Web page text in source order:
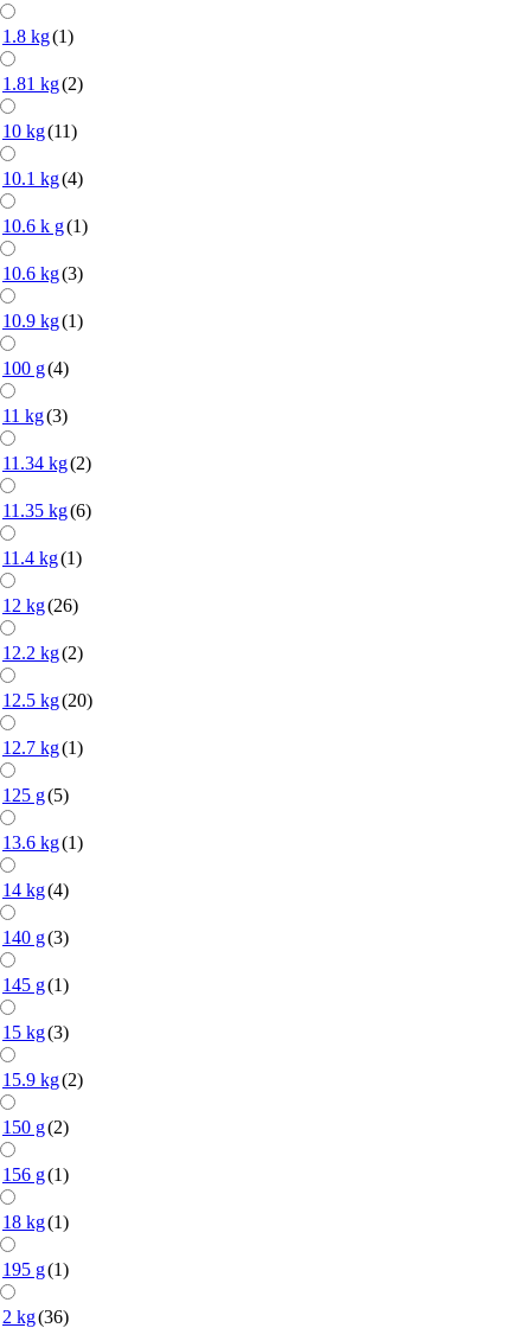
1.8 kg(1)
1.81 kg(2)
10 kg(11)
10.1 kg(4)
10.6 k g(1)
10.6 kg(3)
10.9 kg(1)
100 g(4)
11 kg(3)
11.34 kg(2)
11.35 kg(6)
11.4 kg(1)
12 kg(26)
12.2 kg(2)
12.5 kg(20)
12.7 kg(1)
125 g(5)
13.6 kg(1)
14 kg(4)
140 g(3)
145 g(1)
15 kg(3)
15.9 kg(2)
150 g(2)
156 g(1)
18 kg(1)
195 g(1)
2 kg(36)